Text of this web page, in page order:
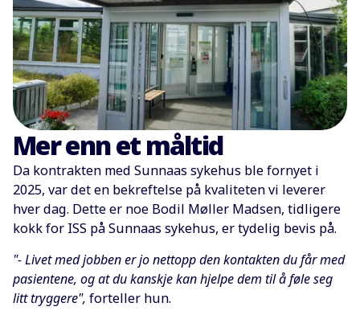
Mer enn et måltid
Da kontrakten med Sunnaas sykehus ble fornyet i
2025, var det en bekreftelse på kvaliteten vi leverer
hver dag. Dette er noe Bodil Møller Madsen, tidligere
kokk for ISS på Sunnaas sykehus, er tydelig bevis på.
"- Livet med jobben er jo nettopp den kontakten du får med
pasientene, og at du kanskje kan hjelpe dem til å føle seg
litt tryggere", forteller hun.